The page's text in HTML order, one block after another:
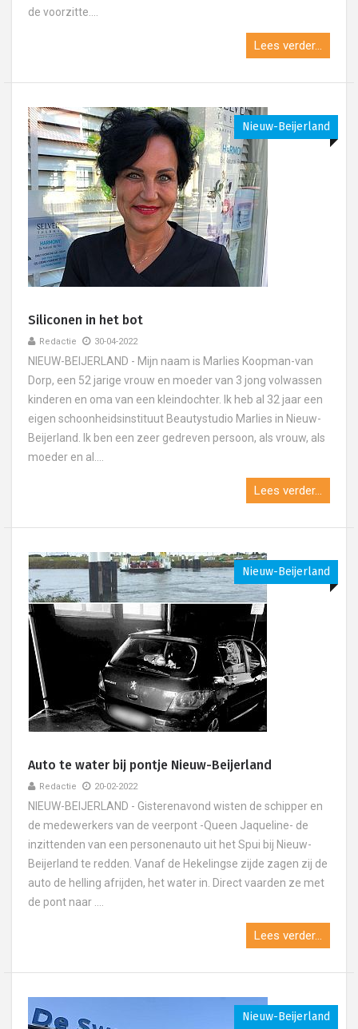
de voorzitte....
Lees verder...
Nieuw-Beijerland
Siliconen in het bot
Redactie 30-04-2022
NIEUW-BEIJERLAND - Mijn naam is Marlies Koopman-van
Dorp, een 52 jarige vrouw en moeder van 3 jong volwassen
kinderen en oma van een kleindochter. Ik heb al 32 jaar een
eigen schoonheidsinstituut Beautystudio Marlies in Nieuw-
Beijerland. Ik ben een zeer gedreven persoon, als vrouw, als
moeder en al....
Lees verder...
Nieuw-Beijerland
Auto te water bij pontje Nieuw-Beijerland
Redactie 20-02-2022
NIEUW-BEIJERLAND - Gisterenavond wisten de schipper en
de medewerkers van de veerpont -Queen Jaqueline- de
inzittenden van een personenauto uit het Spui bij Nieuw-
Beijerland te redden. Vanaf de Hekelingse zijde zagen zij de
auto de helling afrijden, het water in. Direct vaarden ze met
de pont naar ....
Lees verder...
Nieuw-Beijerland